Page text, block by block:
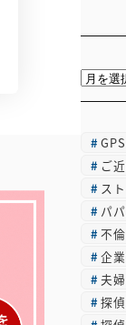
ア
ー
イ
ブ
GPS
ご
ス
パ
不倫
企
夫婦
探偵